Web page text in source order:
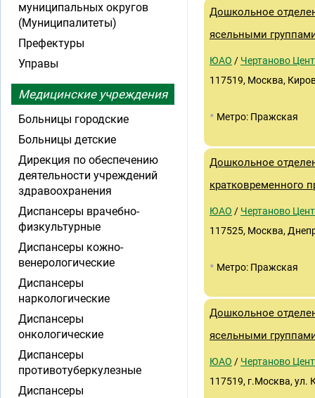
Дошкольное
ясельными
ЮАО / Чертаново
117519, Москва,
• Метро: Пражская
Дошкольное
кратковременного
ЮАО / Чертаново
117525, Москва,
• Метро: Пражская
Дошкольное
ясельными
ЮАО / Чертаново
117519, г.Москва, ул.
муниципальных округов
(Муниципалитеты)
Префектуры
Управы
Медицинские учреждения
Больницы городские
Больницы детские
Дирекция по обеспечению
деятельности учреждений
здравоохранения
Диспансеры врачебно-
физкультурные
Диспансеры кожно-
венерологические
Диспансеры
наркологические
Диспансеры
онкологические
Диспансеры
противотуберкулезные
Диспансеры